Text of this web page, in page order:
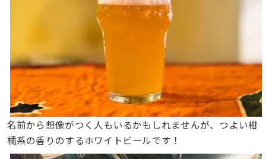
名前から想像がつく人もいるかもしれませんが、つよい柑
橘系の香りのするホワイトビールです！